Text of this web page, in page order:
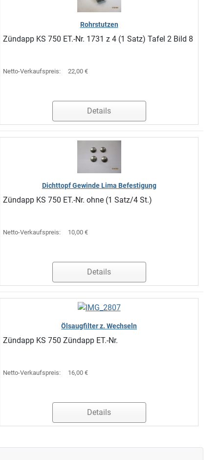
Rohrstutzen
Zündapp KS 750 ET.-Nr. 1731 z 4 (1 Satz) Tafel 2 Bild 8
Netto-Verkaufspreis: 22,00 €
Details
Dichttopf Gewinde Lima Befestigung
Zündapp KS 750 ET.-Nr. ohne (1 Satz/4 St.)
Netto-Verkaufspreis: 10,00 €
Details
Ölsaugfilter z. Wechseln
Zündapp KS 750 Zündapp ET.-Nr.
Netto-Verkaufspreis: 16,00 €
Details